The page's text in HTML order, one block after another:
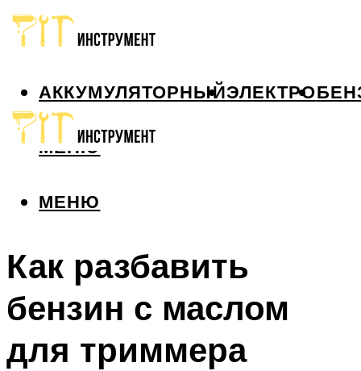
АККУМУЛЯТОРНЫЙЭЛЕКТРО
МЕНЮ
МЕНЮ
Как разбавить
бензин с маслом
для триммера